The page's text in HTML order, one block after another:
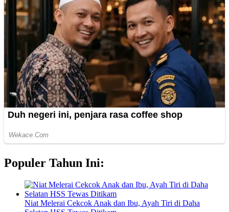
Populer Tahun Ini:
Niat Melerai Cekcok Anak dan Ibu, Ayah Tiri di Daha